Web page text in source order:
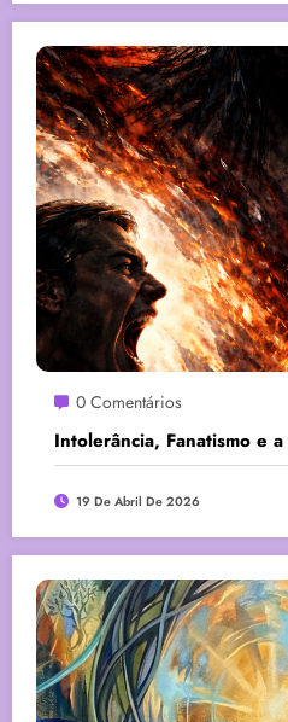
0 Comentários
Intolerância, Fanatismo e a
19 De Abril De 2026